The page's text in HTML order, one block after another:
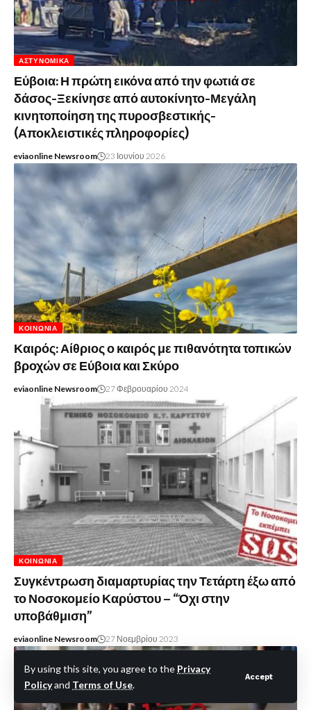
By using this site, you agree to the Privacy
Policyand Terms of Use.
Accept
ΑΣΤΥΝΟΜΙΚΆ
Εύβοια: Η πρώτη εικόνα από την φωτιά σε
δάσος-Ξεκίνησε από αυτοκίνητο-Μεγάλη
κινητοποίηση της πυροσβεστικής-
(Αποκλειστικές πληροφορίες)
eviaonline Newsroom 23 Ιουνίου 2026
ΚΟΙΝΩΝΊΑ
Καιρός: Αίθριος ο καιρός με πιθανότητα τοπικών
βροχών σε Εύβοια και Σκύρο
eviaonline Newsroom 27 Φεβρουαρίου 2024
ΚΟΙΝΩΝΊΑ
Συγκέντρωση διαμαρτυρίας την Τετάρτη έξω από
το Νοσοκομείο Καρύστου – “Όχι στην
υποβάθμιση”
eviaonline Newsroom 27 Νοεμβρίου 2023